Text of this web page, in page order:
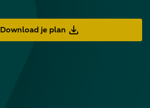
Download je plan